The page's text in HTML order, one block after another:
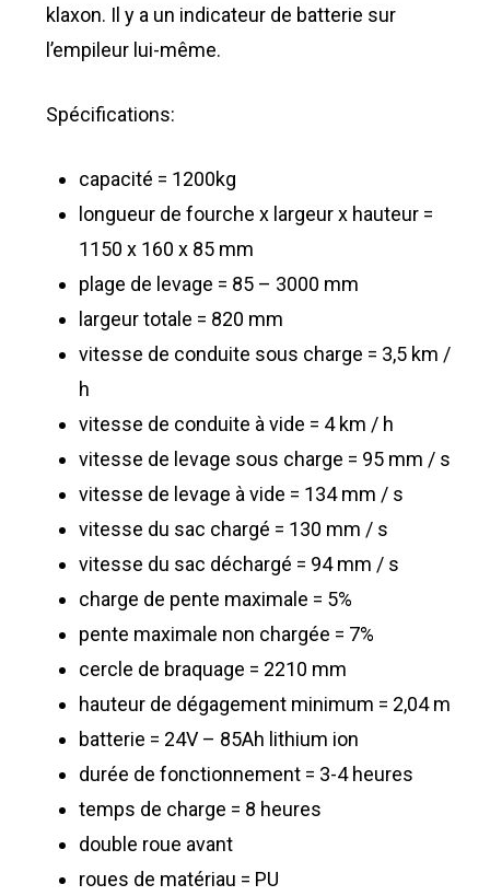
klaxon. Il y a un indicateur de batterie sur
l’empileur lui-même.
Spécifications:
capacité = 1200kg
longueur de fourche x largeur x hauteur =
1150 x 160 x 85 mm
plage de levage = 85 – 3000 mm
largeur totale = 820 mm
vitesse de conduite sous charge = 3,5 km /
h
vitesse de conduite à vide = 4 km / h
vitesse de levage sous charge = 95 mm / s
vitesse de levage à vide = 134 mm / s
vitesse du sac chargé = 130 mm / s
vitesse du sac déchargé = 94 mm / s
charge de pente maximale = 5%
pente maximale non chargée = 7%
cercle de braquage = 2210 mm
hauteur de dégagement minimum = 2,04 m
batterie = 24V – 85Ah lithium ion
durée de fonctionnement = 3-4 heures
temps de charge = 8 heures
double roue avant
roues de matériau = PU